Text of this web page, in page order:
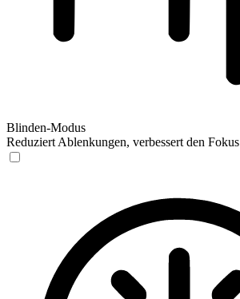
Blinden-Modus
Reduziert Ablenkungen, verbessert den Fokus